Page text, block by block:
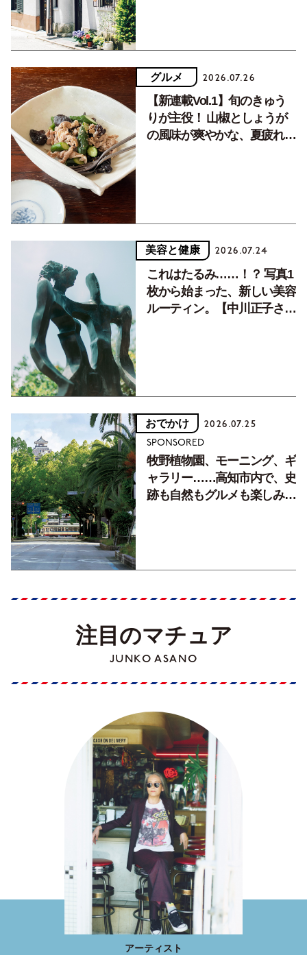
グルメ 2026.07.26
【新連載Vol.1】旬のきゅう
りが主役！ 山椒としょうが
の風味が爽やかな、夏疲れを
美容と健康 2026.07.24
これはたるみ……！？ 写真1
枚から始まった、新しい美容
ルーティン。【中川正子さん
おでかけ 2026.07.25
SPONSORED
牧野植物園、モーニング、ギ
ャラリー……高知市内で、史
跡も自然もグルメも楽しみ尽
注目のマチュア
JUNKO ASANO
アーティスト